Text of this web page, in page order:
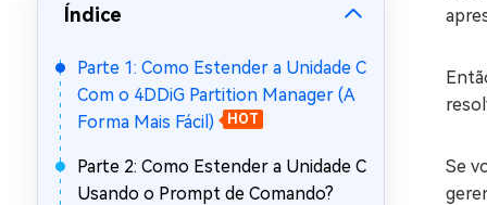
Índice
Parte 1: Como Estender a Unidade C
Com o 4DDiG Partition Manager (A
Forma Mais Fácil)
HOT
Parte 2: Como Estender a Unidade C
Usando o Prompt de Comando?
Se